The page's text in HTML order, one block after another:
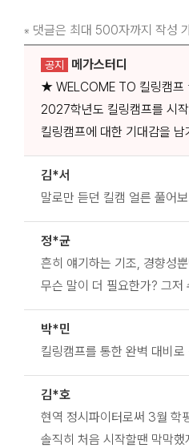
※ 댓글은 최대 500자까지 작성
공지
메가스터디
★ WELCOME TO 킬링캠
2027학년도 킬링캠프를 시
킬링캠프에 대한 기대감을
김*서
말로만 듣던 킬캠 얼른 풀어
정*균
흔히 얘기하는 기조, 경향성
무슨 말이 더 필요한가? 그
박*민
킬링캠프를 통한 완벽 대비
김*호
현역 정시파이터로써 3월 학
솔직히 처음 시작할땐 막막